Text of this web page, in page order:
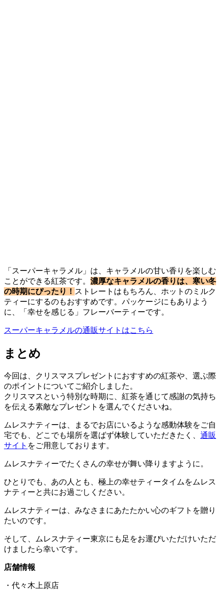
「スーパーキャラメル」は、キャラメルの甘い香りを楽しむ
ことができる紅茶です。 濃厚なキャラメルの香りは、寒い冬
の時期にぴったり！ ストレートはもちろん、ホットのミルク
ティーにするのもおすすめです。パッケージにもありよう
に、「幸せを感じる」フレーバーティーです。
スーパーキャラメルの通販サイトはこちら
まとめ
今回は、クリスマスプレゼントにおすすめの紅茶や、選ぶ際
のポイントについてご紹介しました。
クリスマスという特別な時期に、紅茶を通じて感謝の気持ち
を伝える素敵なプレゼントを選んでくださいね。
ムレスナティーは、まるでお店にいるような感動体験をご自
宅でも、どこでも場所を選ばず体験していただきたく、 通販
サイト をご用意しております。
ムレスナティーでたくさんの幸せが舞い降りますように。
ひとりでも、あの人とも、極上の幸せティータイムをムレス
ナティーと共にお過ごしください。
ムレスナティーは、みなさまにあたたかい心のギフトを贈り
たいのです。
そして、ムレスナティー東京にも足をお運びいただけいただ
けましたら幸いです。
店舗情報
・代々木上原店